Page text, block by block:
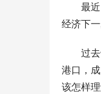
最
经济下
过
港口，
该怎样